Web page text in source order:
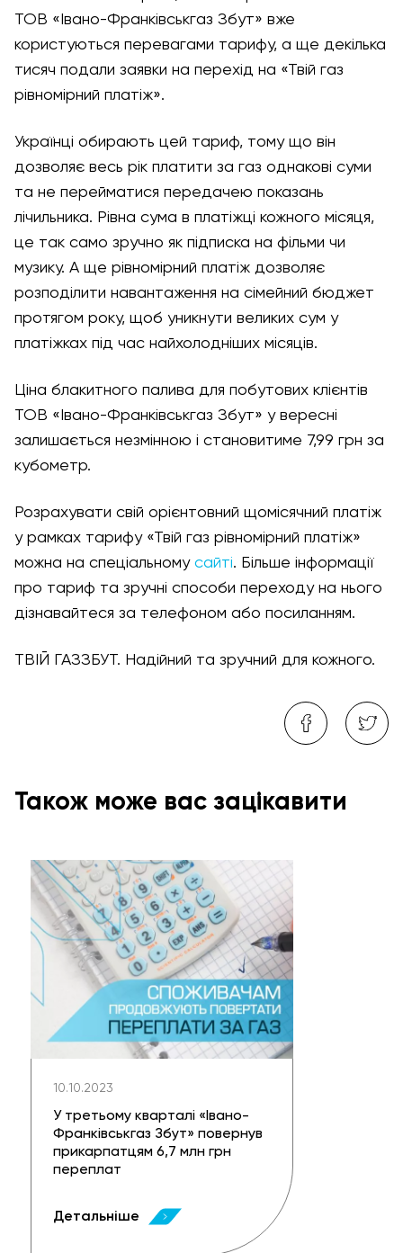
ТОВ «Івано-Франківськгаз Збут» вже
користуються перевагами тарифу, а ще декілька
тисяч подали заявки на перехід на «Твій газ
рівномірний платіж».
Українці обирають цей тариф, тому що він
дозволяє весь рік платити за газ однакові суми
та не перейматися передачею показань
лічильника. Рівна сума в платіжці кожного місяця,
це так само зручно як підписка на фільми чи
музику. А ще рівномірний платіж дозволяє
розподілити навантаження на сімейний бюджет
протягом року, щоб уникнути великих сум у
платіжках під час найхолодніших місяців.
Ціна блакитного палива для побутових клієнтів
ТОВ «Івано-Франківськгаз Збут» у вересні
залишається незмінною і становитиме 7,99 грн за
кубометр.
Розрахувати свій орієнтовний щомісячний платіж
у рамках тарифу «Твій газ рівномірний платіж»
можна на спеціальному сайті. Більше інформації
про тариф та зручні способи переходу на нього
дізнавайтеся за телефоном або посиланням.
ТВІЙ ГАЗЗБУТ. Надійний та зручний для кожного.
Також може вас зацікавити
10.10.2023
У третьому кварталі «Івано-
Франківськгаз Збут» повернув
прикарпатцям 6,7 млн грн
переплат
Детальніше